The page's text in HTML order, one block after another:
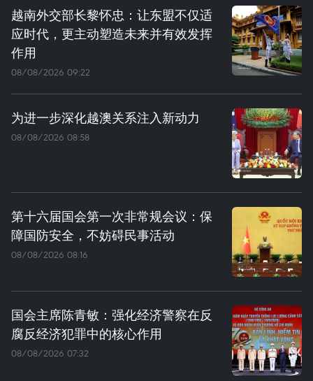
越南外交部长黎怀忠：让东盟不仅适
应时代，更主动塑造未来并有效发挥
作用
08/08/2026 09:22
为进一步深化越澳关系注入新动力
08/08/2026 08:58
第十六届国会第一次非常规会议：保
障国防安全，不妨碍民事活动
08/08/2026 08:16
国会主席陈青敏：强化经济警察在反
腐反经济犯罪中的核心作用
08/08/2026 07:32